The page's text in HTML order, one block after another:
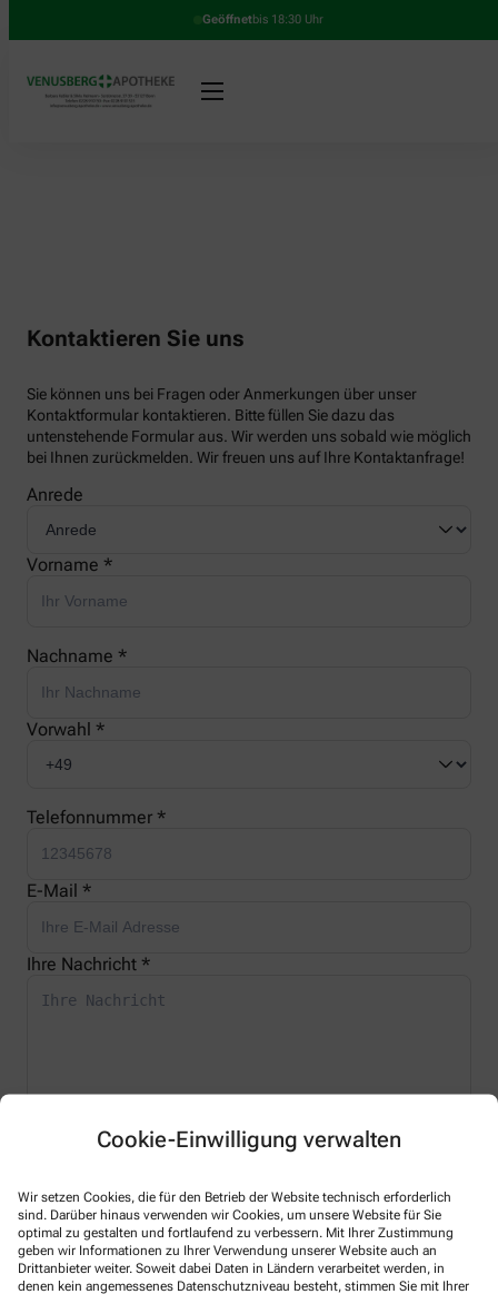
Cookie-Einwilligung verwalten
Wir setzen Cookies, die für den Betrieb der Website technisch erforderlich
sind. Darüber hinaus verwenden wir Cookies, um unsere Website für Sie
optimal zu gestalten und fortlaufend zu verbessern. Mit Ihrer Zustimmung
geben wir Informationen zu Ihrer Verwendung unserer Website auch an
Drittanbieter weiter. Soweit dabei Daten in Ländern verarbeitet werden, in
denen kein angemessenes Datenschutzniveau besteht, stimmen Sie mit Ihrer
Geöffnetbis 18:30 Uhr
Kontaktieren Sie uns
Sie können uns bei Fragen oder Anmerkungen über unser
Kontaktformular kontaktieren. Bitte füllen Sie dazu das
untenstehende Formular aus. Wir werden uns sobald wie möglich
bei Ihnen zurückmelden. Wir freuen uns auf Ihre Kontaktanfrage!
Anrede
Vorname *
Nachname *
Vorwahl *
Telefonnummer *
E-Mail *
Ihre Nachricht *
* Bitte füllen Sie die Pflichtfelder aus
Daten elektronisch erfasst und gespeichert und meine Daten an die
von mir ausgesuchte Apotheke übergeben werden. Rechtsgrundlage
der Verarbeitung ist Art. 6 Abs. 1 lit. a DS-GVO. Die Einwilligung kann
jederzeit widerrufen werden, z.B. per E-Mail aninfo@venusberg-
apotheke.de.